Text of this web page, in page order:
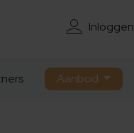
Inloggen
Aanbod